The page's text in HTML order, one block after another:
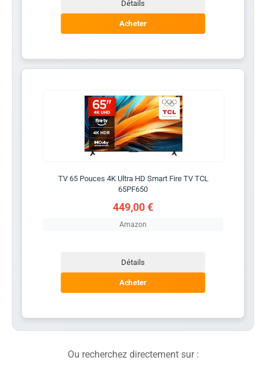
Détails
Acheter
TV 65 Pouces 4K Ultra HD Smart Fire TV TCL
65PF650
449,00 €
Amazon
Détails
Acheter
Ou recherchez directement sur :